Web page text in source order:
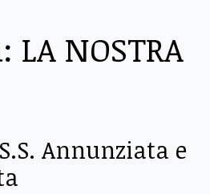
LA NOSTRA
Annunziata e